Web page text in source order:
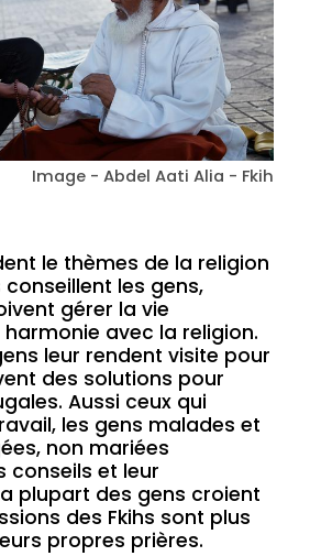
Image - Abdel Aati Alia - Fkih
le thèmes de la religion
les gens,
gérer la vie
avec la religion.
leur rendent visite pour
des solutions pour
Aussi ceux qui
les gens malades et
non mariées
conseils et leur
plupart des gens croient
des Fkihs sont plus
propres prières.